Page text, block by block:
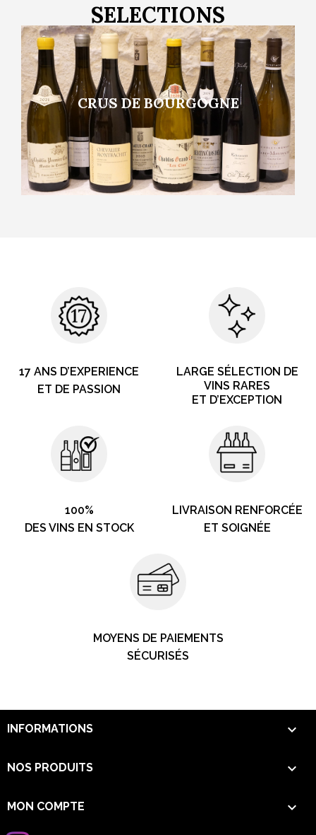
SELECTIONS
CRUS DE BOURGOGNE
17 ANS D’EXPERIENCE
ET DE PASSION
LARGE SÉLECTION DE
VINS RARES
ET D’EXCEPTION
100%
DES VINS EN STOCK
LIVRAISON RENFORCÉE
ET SOIGNÉE
MOYENS DE PAIEMENTS
SÉCURISÉS
INFORMATIONS 
NOS PRODUITS 
MON COMPTE 